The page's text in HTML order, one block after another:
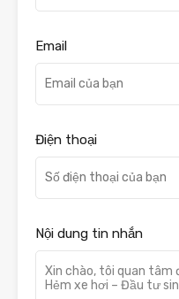
Email
Điện thoại
Nội dung tin nhắn